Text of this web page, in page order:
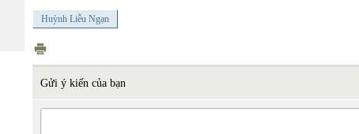
Huỳnh Liễu Ngạn
Gửi ý kiến của bạn